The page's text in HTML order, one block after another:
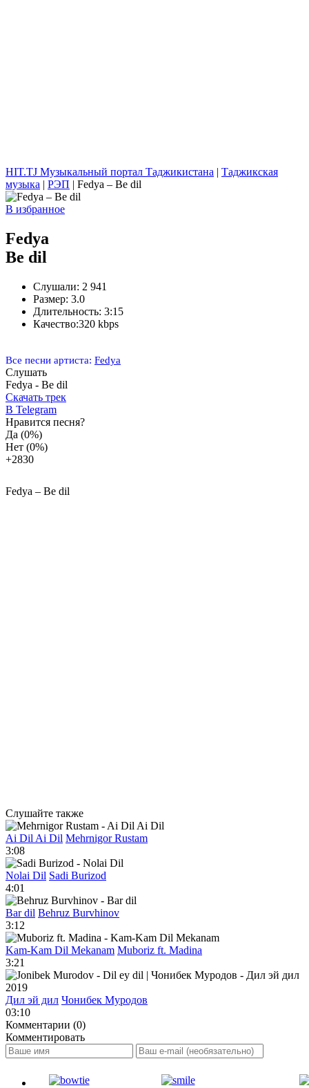
HIT.TJ Музыкальный портал Таджикистана | Таджикская
музыка | РЭП | Fedya – Be dil
В избранное
Fedya
Be dil
Слушали: 2 941
Размер: 3.0
Длительность: 3:15
Качество:320 kbps
Все песни артиста: Fedya
Слушать
Fedya - Be dil
Скачать трек
В Telegram
Нравится песня?
Да (0%)
Нет (0%)
+2830
Fedya – Be dil
Слушайте также
Ai Dil Ai Dil Mehrnigor Rustam
3:08
Nolai Dil Sadi Burizod
4:01
Bar dil Behruz Burvhinov
3:12
Kam-Kam Dil Mekanam Muboriz ft. Madina
3:21
Дил эй дил Чонибек Муродов
03:10
Комментарии (0)
Комментировать